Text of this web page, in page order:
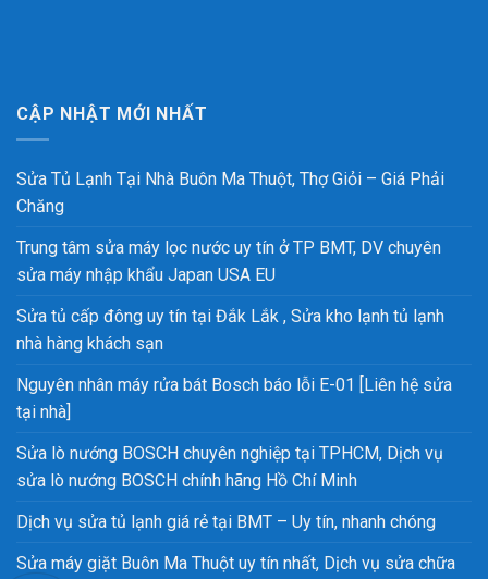
CẬP NHẬT MỚI NHẤT
Sửa Tủ Lạnh Tại Nhà Buôn Ma Thuột, Thợ Giỏi – Giá Phải
Chăng
Trung tâm sửa máy lọc nước uy tín ở TP BMT, DV chuyên
sửa máy nhập khẩu Japan USA EU
Sửa tủ cấp đông uy tín tại Đắk Lắk , Sửa kho lạnh tủ lạnh
nhà hàng khách sạn
Nguyên nhân máy rửa bát Bosch báo lỗi E-01 [Liên hệ sửa
tại nhà]
Sửa lò nướng BOSCH chuyên nghiệp tại TPHCM, Dịch vụ
sửa lò nướng BOSCH chính hãng Hồ Chí Minh
Dịch vụ sửa tủ lạnh giá rẻ tại BMT – Uy tín, nhanh chóng
Sửa máy giặt Buôn Ma Thuột uy tín nhất, Dịch vụ sửa chữa